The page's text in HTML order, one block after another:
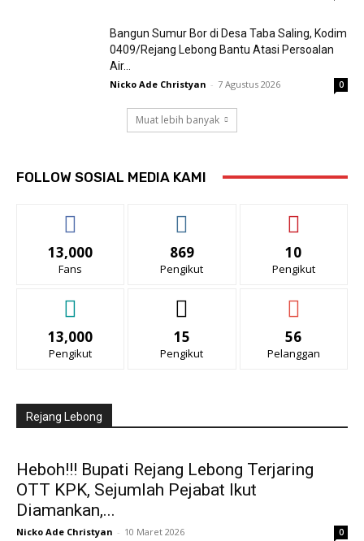
Bangun Sumur Bor di Desa Taba Saling, Kodim
0409/Rejang Lebong Bantu Atasi Persoalan
Air...
Nicko Ade Christyan - 7 Agustus 2026 0
Muat lebih banyak
FOLLOW SOSIAL MEDIA KAMI
13,000
Fans
869
Pengikut
10
Pengikut
13,000
Pengikut
15
Pengikut
56
Pelanggan
Rejang Lebong
Heboh!!! Bupati Rejang Lebong Terjaring
OTT KPK, Sejumlah Pejabat Ikut
Diamankan,...
Nicko Ade Christyan - 10 Maret 2026 0